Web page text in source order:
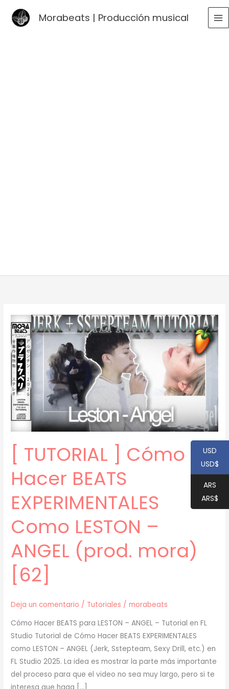
Morabeats | Producción musical
[ TUTORIAL ] Cómo
Hacer BEATS
EXPERIMENTALES
Como LESTON –
ANGEL (prod. mora)
[62]
Deja un comentario / Tutoriales /morabeats
Cómo Hacer BEATS para LESTON – ANGEL – Tutorial en FL
Studio Tutorial de Cómo Hacer BEATS EXPERIMENTALES
como LESTON – ANGEL (Jerk, Sstepteam, Sexy Drill, etc.) en
FL Studio 2025. La idea es mostrar la parte más importante
del proceso para que el video no sea muy largo, pero si te
USD
USD$
ARS
ARS$